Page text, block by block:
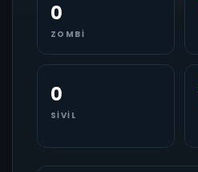
0
ZOMBI
0
SIVIL